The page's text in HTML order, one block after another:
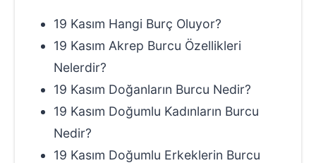
19 Kasım Hangi Burç Oluyor?
19 Kasım Akrep Burcu Özellikleri
Nelerdir?
19 Kasım Doğanların Burcu Nedir?
19 Kasım Doğumlu Kadınların Burcu
Nedir?
19 Kasım Doğumlu Erkeklerin Burcu